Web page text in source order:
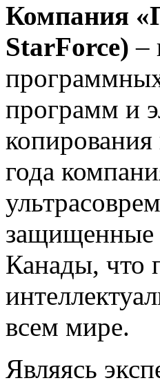
Компания
StarForce) –
программ и
года
Канады, что
всем мире.
Являясь